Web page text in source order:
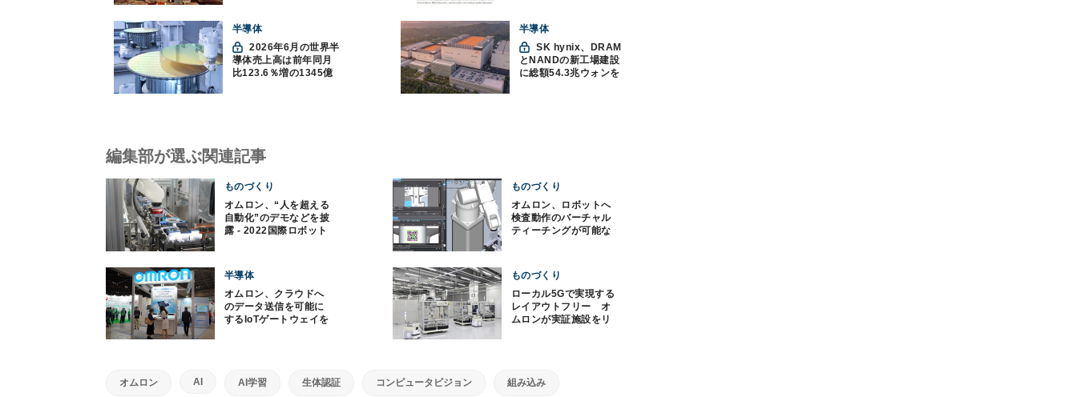
つの神話への賛否
半導体
2026年6月の世界半
導体売上高は前年同月
比123.6％増の1345億
半導体
SK hynix、DRAM
とNANDの新工場建設
に総額54.3兆ウォンを
編集部が選ぶ関連記事
ものづくり
オムロン、“人を超える
自動化”のデモなどを披
露 - 2022国際ロボット
ものづくり
オムロン、ロボットへ
検査動作のバーチャル
ティーチングが可能な
半導体
オムロン、クラウドへ
のデータ送信を可能に
するIoTゲートウェイを
ものづくり
ローカル5Gで実現する
レイアウトフリー オ
ムロンが実証施設をリ
オムロン AI AI学習 生体認証 コンピュータビジョン 組み込み